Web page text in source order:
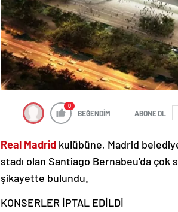
0
BEĞENDİM ABONE OL
Real Madrid kulübüne, Madrid
stadı olan Santiago Bernabeu’da çok
şikayette bulundu.
KONSERLER İPTAL EDİLDİ